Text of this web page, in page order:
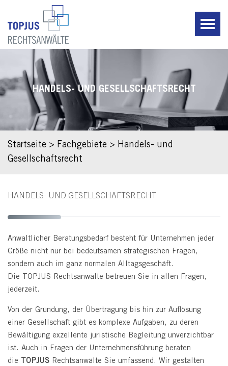
HANDELS- UND GESELLSCHAFTSRECHT
Startseite > Fachgebiete > Handels- und
Gesellschaftsrecht
HANDELS- UND GESELLSCHAFTSRECHT
Anwaltlicher Beratungsbedarf besteht für Unternehmen jeder
Größe nicht nur bei bedeutsamen strategischen Fragen,
sondern auch im ganz normalen Alltagsgeschäft.
Die TOPJUS Rechtsanwälte betreuen Sie in allen Fragen,
jederzeit.
Von der Gründung, der Übertragung bis hin zur Auflösung
einer Gesellschaft gibt es komplexe Aufgaben, zu deren
Bewältigung exzellente juristische Begleitung unverzichtbar
ist. Auch in Fragen der Unternehmensführung beraten
die
TOPJUS Rechtsanwälte Sie umfassend. Wir gestalten